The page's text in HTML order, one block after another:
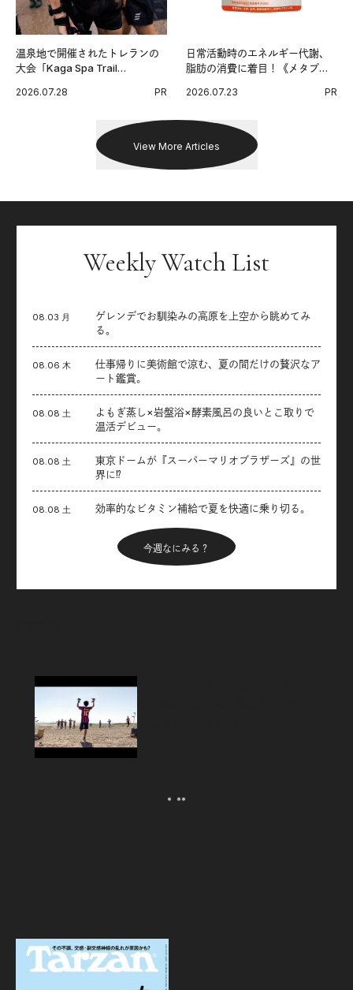
温泉地で開催されたトレランの
大会「Kaga Spa Trail
戦を夢見るランナーたちの奮闘
2026.07.28 PR
日常活動時のエネルギー代謝、
脂肪の消費に着目！《メタプラ
習慣。
2026.07.23 PR
View More Articles
Weekly Watch List
08.03 月
ゲレンデでお馴染みの高原を上空から眺めてみ
る。
08.06 木
仕事帰りに美術館で涼む、夏の間だけの贅沢なア
ート鑑賞。
08.08 土
よもぎ蒸し×岩盤浴×酵素風呂の良いとこ取りで
温活デビュー。
08.08 土
東京ドームが『スーパーマリオブラザーズ』の世
界に⁉︎
08.08 土 効率的なビタミン補給で夏を快適に乗り切る。
今週なにみる？